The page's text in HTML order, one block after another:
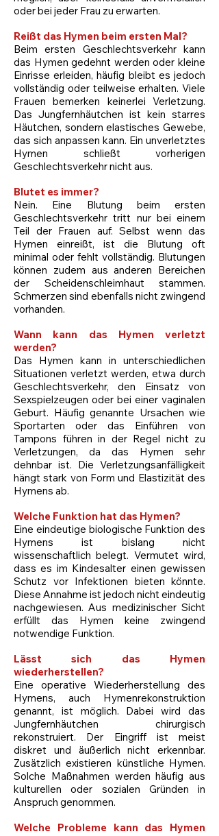
oder bei jeder Frau zu erwarten.
Reißt das Hymen beim ersten Mal?
Beim ersten Geschlechtsverkehr kann
das Hymen gedehnt werden oder kleine
Einrisse erleiden, häufig bleibt es jedoch
vollständig oder teilweise erhalten. Viele
Frauen bemerken keinerlei Verletzung.
Das Jungfernhäutchen ist kein starres
Häutchen, sondern elastisches Gewebe,
das sich anpassen kann. Ein unverletztes
Hymen schließt vorherigen
Geschlechtsverkehr nicht aus.
Blutet es immer?
Nein. Eine Blutung beim ersten
Geschlechtsverkehr tritt nur bei einem
Teil der Frauen auf. Selbst wenn das
Hymen einreißt, ist die Blutung oft
minimal oder fehlt vollständig. Blutungen
können zudem aus anderen Bereichen
der Scheidenschleimhaut stammen.
Schmerzen sind ebenfalls nicht zwingend
vorhanden.
Wann kann das Hymen verletzt
werden?
Das Hymen kann in unterschiedlichen
Situationen verletzt werden, etwa durch
Geschlechtsverkehr, den Einsatz von
Sexspielzeugen oder bei einer vaginalen
Geburt. Häufig genannte Ursachen wie
Sportarten oder das Einführen von
Tampons führen in der Regel nicht zu
Verletzungen, da das Hymen sehr
dehnbar ist. Die Verletzungsanfälligkeit
hängt stark von Form und Elastizität des
Hymens ab.
Welche Funktion hat das Hymen?
Eine eindeutige biologische Funktion des
Hymens ist bislang nicht
wissenschaftlich belegt. Vermutet wird,
dass es im Kindesalter einen gewissen
Schutz vor Infektionen bieten könnte.
Diese Annahme ist jedoch nicht eindeutig
nachgewiesen. Aus medizinischer Sicht
erfüllt das Hymen keine zwingend
notwendige Funktion.
Lässt sich das Hymen
wiederherstellen?
Eine operative Wiederherstellung des
Hymens, auch Hymenrekonstruktion
genannt, ist möglich. Dabei wird das
Jungfernhäutchen chirurgisch
rekonstruiert. Der Eingriff ist meist
diskret und äußerlich nicht erkennbar.
Zusätzlich existieren künstliche Hymen.
Solche Maßnahmen werden häufig aus
kulturellen oder sozialen Gründen in
Anspruch genommen.
Welche Probleme kann das Hymen